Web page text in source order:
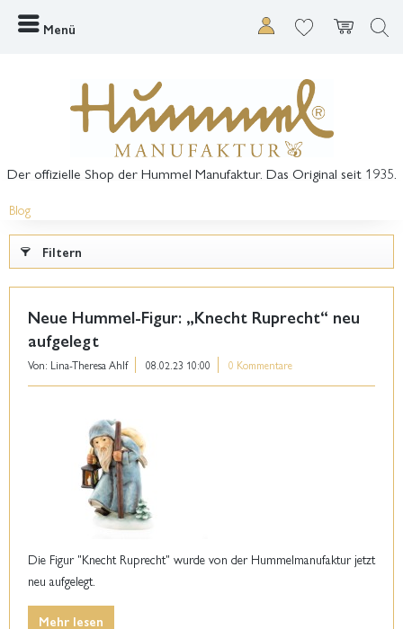
Menü
Der offizielle Shop der Hummel Manufaktur. Das Original seit 1935.
Blog
Filtern
Neue Hummel-Figur: „Knecht Ruprecht“ neu
aufgelegt
Von: Lina-Theresa Ahlf 08.02.23 10:00 0 Kommentare
Die Figur "Knecht Ruprecht" wurde von der Hummelmanufaktur jetzt
neu aufgelegt.
Mehr lesen